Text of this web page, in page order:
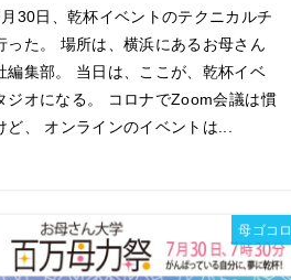
30日、乾杯イベントのテクニカルチ
った。 場所は、横浜にあるお母さん
編集部。 当日は、ここが、乾杯イベ
ジオになる。 コロナでZoom会議は慣
ど、 オンラインのイベントは...
母ゴコロ